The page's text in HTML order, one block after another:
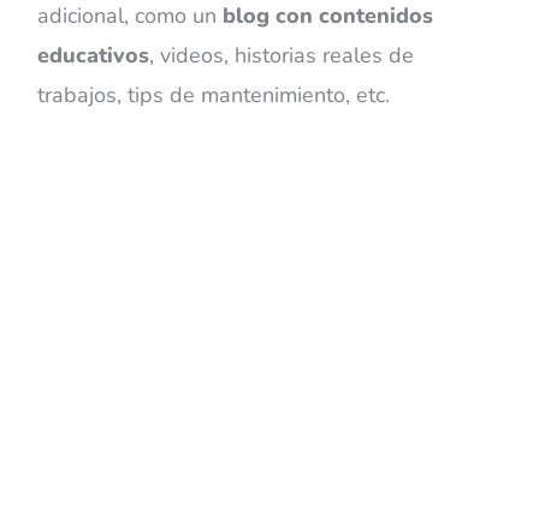
adicional, como un blog con contenidos
educativos, videos, historias reales de
trabajos, tips de mantenimiento, etc.